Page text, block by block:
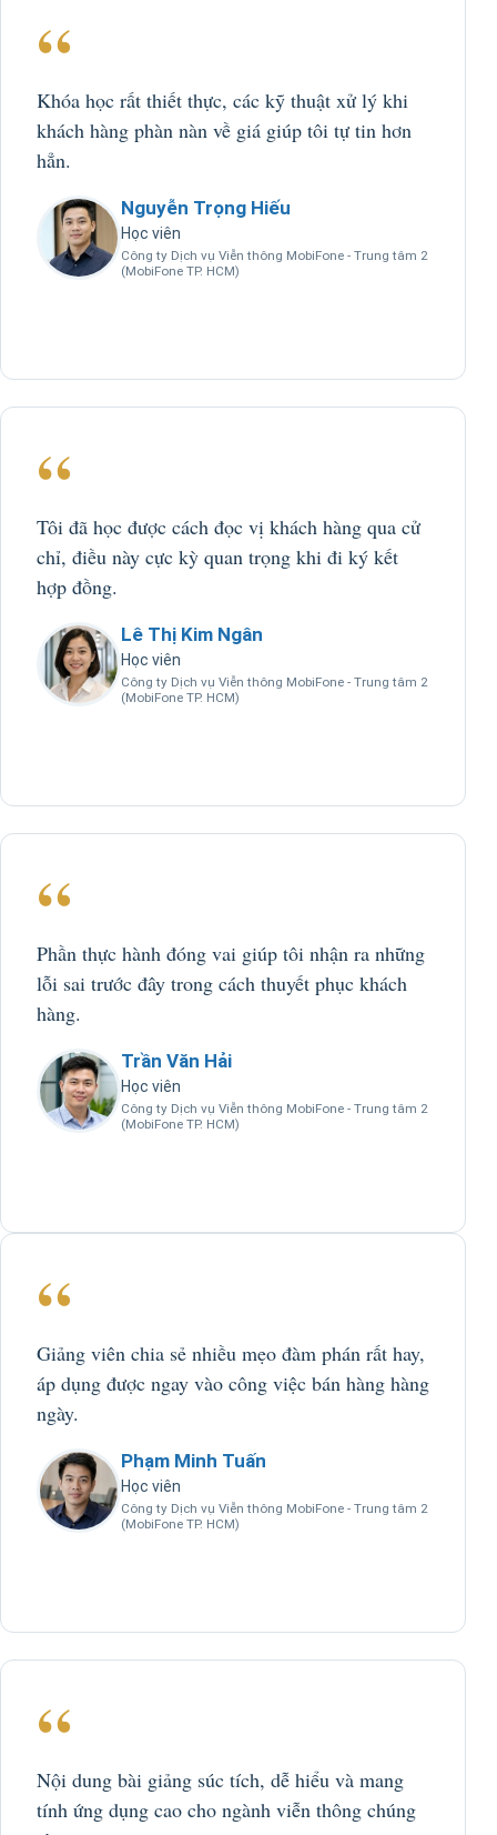
“
Khóa học rất thiết thực, các kỹ thuật xử lý khi
khách hàng phàn nàn về giá giúp tôi tự tin hơn
hẳn.
Nguyễn Trọng Hiếu
Học viên
Công ty Dịch vụ Viễn thông MobiFone - Trung tâm 2
(MobiFone TP. HCM)
“
Tôi đã học được cách đọc vị khách hàng qua cử
chỉ, điều này cực kỳ quan trọng khi đi ký kết
hợp đồng.
Lê Thị Kim Ngân
Học viên
Công ty Dịch vụ Viễn thông MobiFone - Trung tâm 2
(MobiFone TP. HCM)
“
Phần thực hành đóng vai giúp tôi nhận ra những
lỗi sai trước đây trong cách thuyết phục khách
hàng.
Trần Văn Hải
Học viên
Công ty Dịch vụ Viễn thông MobiFone - Trung tâm 2
(MobiFone TP. HCM)
“
Giảng viên chia sẻ nhiều mẹo đàm phán rất hay,
áp dụng được ngay vào công việc bán hàng hàng
ngày.
Phạm Minh Tuấn
Học viên
Công ty Dịch vụ Viễn thông MobiFone - Trung tâm 2
(MobiFone TP. HCM)
“
Nội dung bài giảng súc tích, dễ hiểu và mang
tính ứng dụng cao cho ngành viễn thông chúng